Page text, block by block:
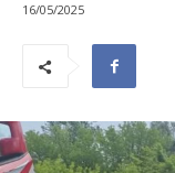
16/05/2025